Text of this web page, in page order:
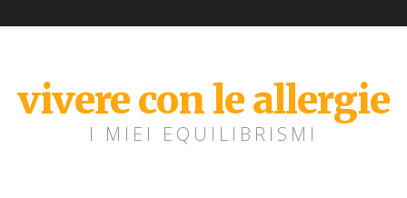
vivere con le allergie
I MIEI EQUILIBRISMI